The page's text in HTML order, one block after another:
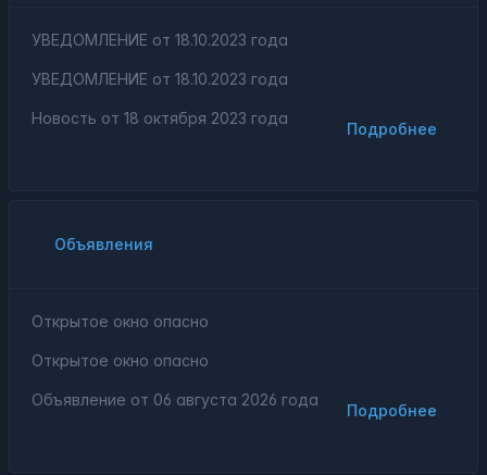
УВЕДОМЛЕНИЕ от 18.10.2023 года
УВЕДОМЛЕНИЕ от 18.10.2023 года
Подробнее
Новость от 18 октября 2023 года
Объявления
Открытое окно опасно
Открытое окно опасно
Подробнее
Объявление от 06 августа 2026 года